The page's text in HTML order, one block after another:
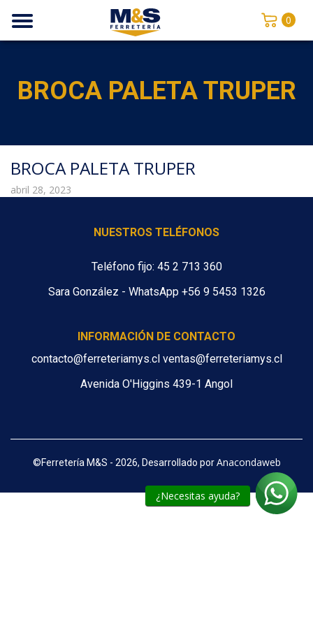
¿Necesitas ayuda?
0
BROCA PALETA TRUPER
BROCA PALETA TRUPER
abril 28, 2023
NUESTROS TELÉFONOS
Teléfono fijo: 45 2 713 360
Sara González - WhatsApp +56 9 5453 1326
INFORMACIÓN DE CONTACTO
contacto@ferreteriamys.cl ventas@ferreteriamys.cl
Avenida O'Higgins 439-1 Angol
©Ferretería M&S - 2026, Desarrollado por Anacondaweb